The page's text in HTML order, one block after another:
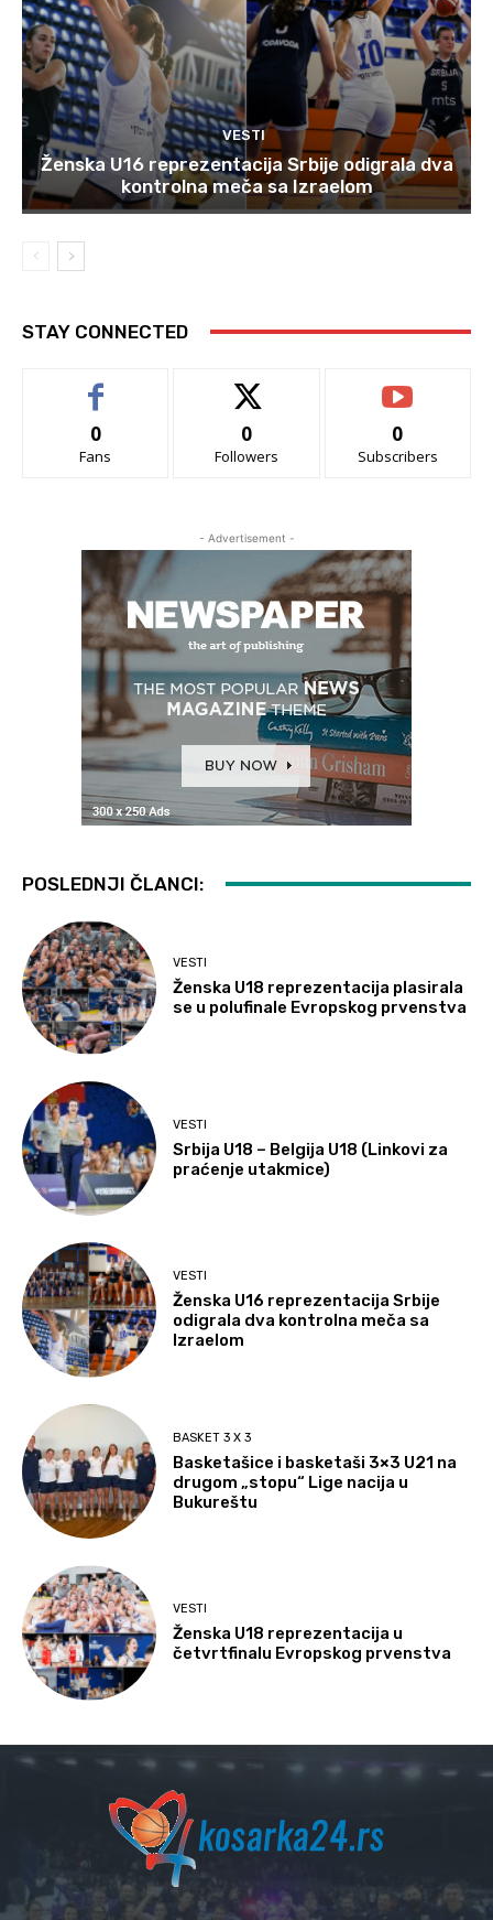
VESTI
Ženska U16 reprezentacija Srbije odigrala dva
kontrolna meča sa Izraelom
STAY CONNECTED
0
Fans
0
Followers
0
Subscribers
- Advertisement -
POSLEDNJI ČLANCI:
VESTI
Ženska U18 reprezentacija plasirala
se u polufinale Evropskog prvenstva
VESTI
Srbija U18 – Belgija U18 (Linkovi za
praćenje utakmice)
VESTI
Ženska U16 reprezentacija Srbije
odigrala dva kontrolna meča sa
Izraelom
BASKET 3 X 3
Basketašice i basketaši 3×3 U21 na
drugom „stopu“ Lige nacija u
Bukureštu
VESTI
Ženska U18 reprezentacija u
četvrtfinalu Evropskog prvenstva